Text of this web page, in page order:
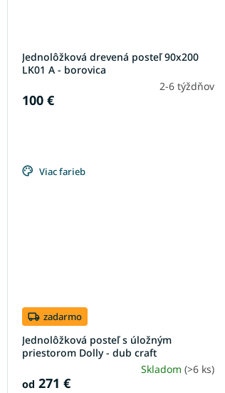
Jednolôžková drevená posteľ 90x200
LK01 A - borovica
2-6 týždňov
100 €
Viac farieb
zadarmo
Jednolôžková posteľ s úložným
priestorom Dolly - dub craft
Skladom(>6 ks)
od 271 €